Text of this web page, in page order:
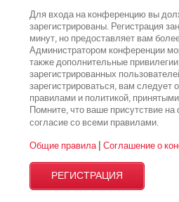
Для входа на конференцию вы
зарегистрированы. Регистрация
минут, но предоставляет вам
Администратором конференции
также дополнительные
зарегистрированных
зарегистрироваться, вам следует
правилами и политикой,
Помните, что ваше присутствие
согласие со всемиправилами.
Общие правила| Соглашение о
РЕГИСТРАЦИЯ